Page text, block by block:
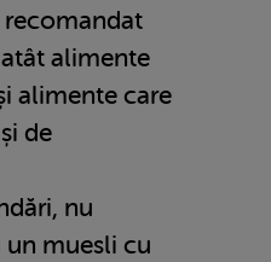
recomandat
alimente
alimente care
de
nu
un muesli cu